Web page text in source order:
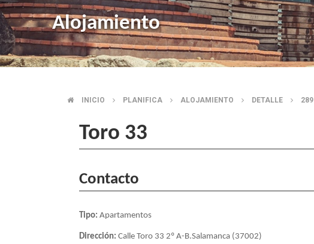
Alojamiento
SOBRESCRIBIR
ENLACES
DE
A
INICIO PLANIFICA ALOJAMIENTO DETALLE 289
Toro 33
Contacto
Tipo: Apartamentos
Dirección: Calle Toro 33 2º A-B.Salamanca (37002)